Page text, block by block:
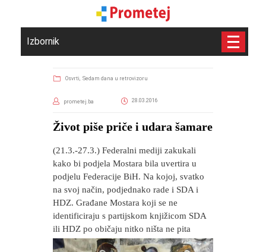
Izbornik
Osvrti, Sedam dana u retrovizoru
prometej.ba 28.03.2016
Život piše priče i udara šamare
(21.3.-27.3.) Federalni mediji zakukali
kako bi podjela Mostara bila uvertira u
podjelu Federacije BiH. Na kojoj, svatko
na svoj način, podjednako rade i SDA i
HDZ. Građane Mostara koji se ne
identificiraju s partijskom knjižicom SDA
ili HDZ po običaju nitko ništa ne pita